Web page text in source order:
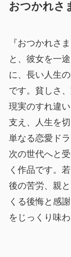
おつかれさ
『おつかれさ
と、彼女を一
に、長い人生
です。貧しさ
現実のすれ違
支え、人生を
単なる恋愛ド
次の世代へと
く作品です。
後の苦労、親
くる後悔と感
をじっくり味